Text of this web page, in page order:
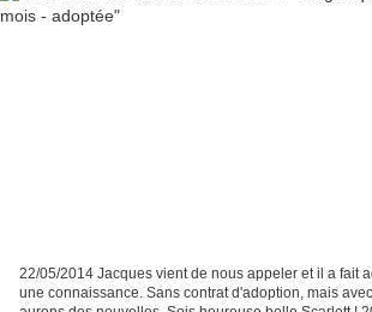
22/05/2014 Jacques vient de nous appeler et il a fait
une connaissance. Sans contrat d'adoption, mais